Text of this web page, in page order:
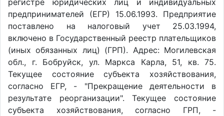
регистре юридических лиц и индивидуальных
предпринимателей (ЕГР) 15.06.1993. Предприятие
поставлено на налоговый учет 25.03.1994,
включено в Государственный реестр плательщиков
(иных обязанных лиц) (ГРП). Адрес: Могилевская
обл., г. Бобруйск, ул. Маркса Карла, 51, кв. 75.
Текущее состояние субъекта хозяйствования,
согласно ЕГР, - "Прекращение деятельности в
результате реорганизации". Текущее состояние
субъекта хозяйствования, согласно ГРП, -